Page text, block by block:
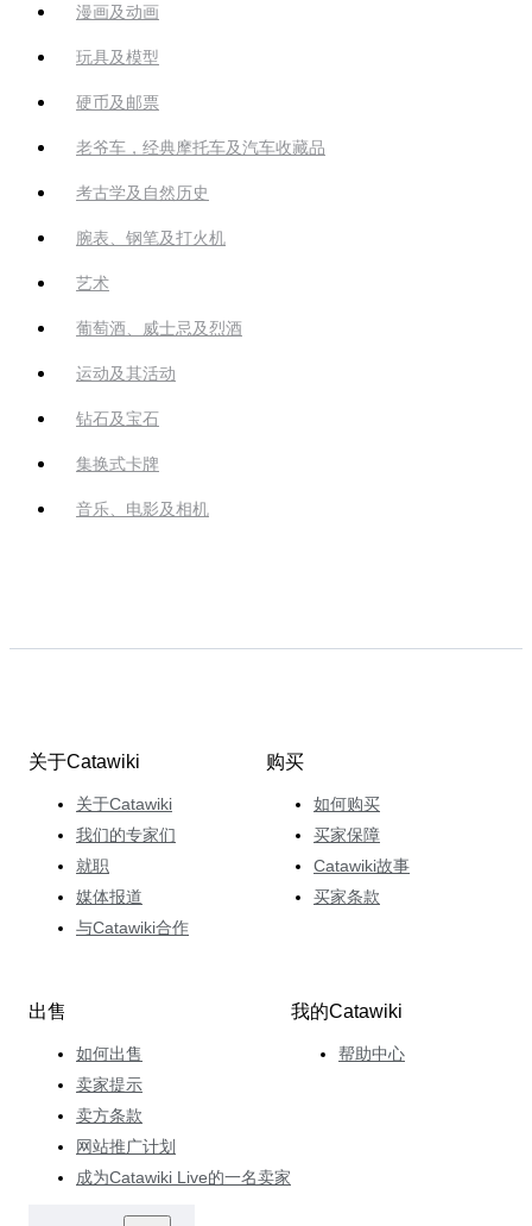
漫画及动画
玩具及模型
硬币及邮票
老爷车，经典摩托车及汽车收藏品
考古学及自然历史
腕表、钢笔及打火机
艺术
葡萄酒、威士忌及烈酒
运动及其活动
钻石及宝石
集换式卡牌
音乐、电影及相机
关于Catawiki
关于Catawiki
我们的专家们
就职
媒体报道
与Catawiki合作
购买
如何购买
买家保障
Catawiki故事
买家条款
出售
如何出售
卖家提示
卖方条款
网站推广计划
成为Catawiki Live的一名卖家
我的Catawiki
帮助中心